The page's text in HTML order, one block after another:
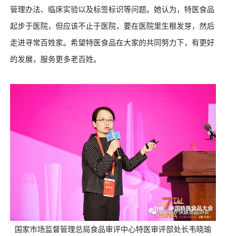
管理办法、临床实验以及标签标识等问题。她认为，特医食品
起步于医院，但应该不止于医院，要在医院里生根发芽，然后
走进寻常百姓家。希望特医食品在大家的共同努力下，有更好
的发展，服务更多老百姓。
国家市场监督管理总局食品审评中心特医审评部处长韦晓瑜